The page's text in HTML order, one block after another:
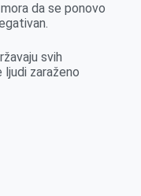
da se ponovo
svih
zaraženo